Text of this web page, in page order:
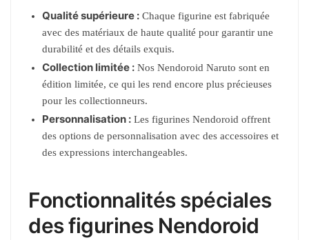
Qualité supérieure : Chaque figurine est fabriquée
avec des matériaux de haute qualité pour garantir une
durabilité et des détails exquis.
Collection limitée : Nos Nendoroid Naruto sont en
édition limitée, ce qui les rend encore plus précieuses
pour les collectionneurs.
Personnalisation : Les figurines Nendoroid offrent
des options de personnalisation avec des accessoires et
des expressions interchangeables.
Fonctionnalités spéciales
des figurines Nendoroid